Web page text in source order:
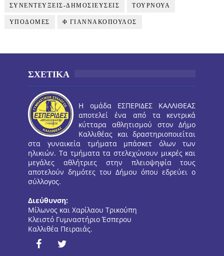
ΣΥΝΕΝΤΕΥΞΕΙΣ-ΔΗΜΟΣΙΕΥΣΕΙΣ ΤΟΥΡΝΟΥΑ
ΥΠΟΔΟΜΕΣ Φ ΓΙΑΝΝΑΚΟΠΟΥΛΟΣ
ΣΧΕΤΙΚΑ
Η ομάδα ΕΣΠΕΡΙΔΕΣ ΚΑΛΛΙΘΕΑΣ
αποτελεί ένα από τα κεντρικά
κύτταρα αθλητισμού στον Δήμο
Καλλιθέας και δραστηριοποιείται
στα γυναικεία τμήματα μπάσκετ όλων των
ηλικιών. Τα τμήματα τα στελεχώνουν μικρές και
μεγάλες αθλήτριες στην πλειοψηφία τους
αποτελούν δημότες του Δήμου όπου εδρεύει ο
σύλλογος.
Διεύθυνση:
Μίλωνος και Χαρίλαου Τρικούπη
Κλειστό Γυμναστήριο Έσπερου
Καλλιθέα Πειραιάς.